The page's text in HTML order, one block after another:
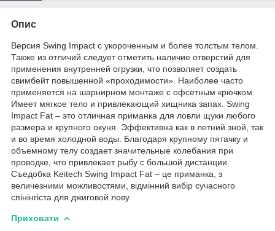
Опис
Версия Swing Impact c укороченным и более толстым телом.
Также из отличий следует отметить наличие отверстий для
применения внутренней огрузки, что позволяет создать
свимбейт повышенной «проходимости». Наиболее часто
применяется на шарнирном монтаже с офсетным крючком.
Имеет мягкое тело и привлекающий хищника запах. Swing
Impact Fat – это отличная приманка для ловли щуки любого
размера и крупного окуня. Эффективна как в летний зной, так
и во время холодной воды. Благодаря крупному пятачку и
объемному телу создает значительные колебания при
проводке, что привлекает рыбу с большой дистанции.
Съедобка Keitech Swing Impact Fat – це приманка, з
величезними можливостями, відмінний вибір сучасного
спінінгіста для джиговой лову.
Приховати